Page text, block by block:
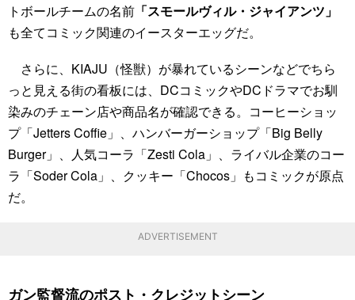
トボールチームの名前 「スモールヴィル・ジャイアンツ」
も全てコミック関連のイースターエッグだ。
さらに、KIAJU（怪獣）が暴れているシーンなどでちら
っと見える街の看板には、DCコミックやDCドラマでお馴
染みのチェーン店や商品名が確認できる。コーヒーショッ
プ「Jetters Coffie」、ハンバーガーショップ「Big Belly
Burger」、人気コーラ「Zesti Cola」、ライバル企業のコー
ラ「Soder Cola」、クッキー「Chocos」もコミックが原点
だ。
ADVERTISEMENT
ガン監督流のポスト・クレジットシーン